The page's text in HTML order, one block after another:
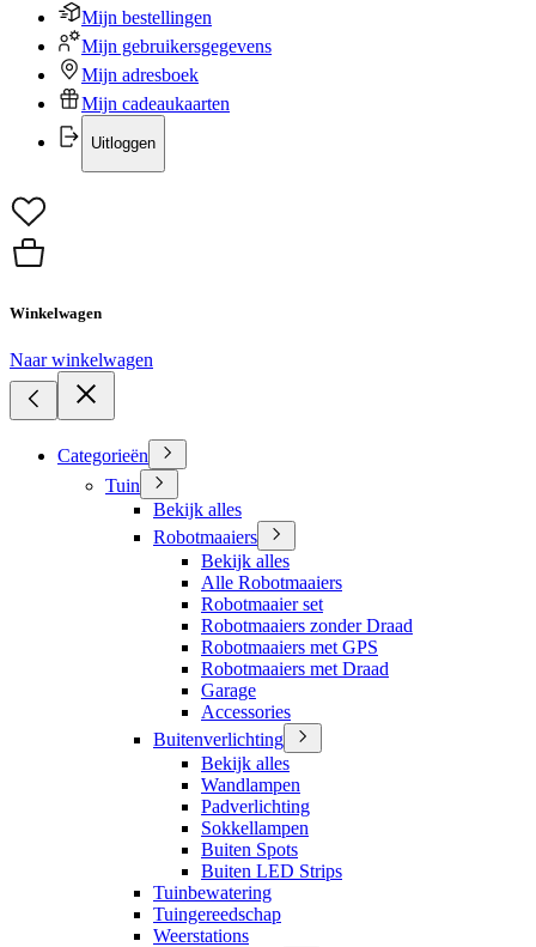
Mijn bestellingen
Mijn gebruikersgegevens
Mijn adresboek
Mijn cadeaukaarten
Uitloggen
Winkelwagen
Naar winkelwagen
Categorieën
Tuin
Bekijk alles
Robotmaaiers
Bekijk alles
Alle Robotmaaiers
Robotmaaier set
Robotmaaiers zonder Draad
Robotmaaiers met GPS
Robotmaaiers met Draad
Garage
Accessories
Buitenverlichting
Bekijk alles
Wandlampen
Padverlichting
Sokkellampen
Buiten Spots
Buiten LED Strips
Tuinbewatering
Tuingereedschap
Weerstations